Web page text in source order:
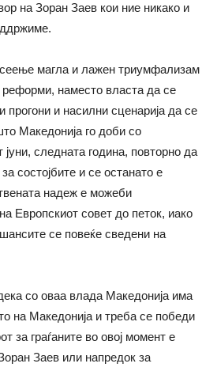
на Зоран Заев кои ние никако и
магла и лажен триумфализам
реформи, наместо власта да се
прогони и насилни сценарија да се
Македонија го доби со
јуни, следната година, повторно да
состојбите и се останато е
надеж е можеби
Европскиот совет до петок, иако
се повеќе сведени на
со оваа влада Македонија има
на Македонија и треба се победи
за граѓаните во овој момент е
Заев или напредок за